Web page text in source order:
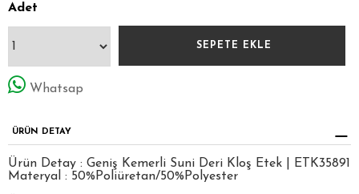
Adet
Whatsap
ÜRÜN DETAY
Ürün Detay : Geniş Kemerli Suni Deri Kloş Etek | ETK35891
Materyal : 50%Poliüretan/50%Polyester